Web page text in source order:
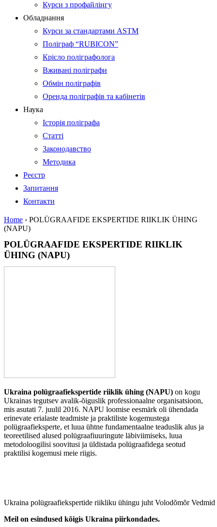
Курси з профайлінгу
Обладнання
Курси за стандартами ASTM
Поліграф “RUBICON”
Крісло поліграфолога
Вживані поліграфи
Обмін поліграфів
Оренда поліграфів та кабінетів
Наука
Історія поліграфа
Статті
Законодавство
Методика
Реєстр
Запитання
Контакти
Home › POLÜGRAAFIDE EKSPERTIDE RIIKLIK ÜHING
(NAPU)
POLÜGRAAFIDE EKSPERTIDE RIIKLIK
ÜHING (NAPU)
Ukraina polügraafiekspertide riiklik ühing (NAPU) on kogu
Ukrainas tegutsev avalik-õiguslik professionaalne organisatsioon,
mis asutati 7. juulil 2016. NAPU loomise eesmärk oli ühendada
erinevate erialaste teadmiste ja praktiliste kogemustega
polügraafieksperte, et luua ühtne fundamentaalne teaduslik alus ja
teoreetilised alused polügraafiuuringute läbiviimiseks, luua
metodoloogilisi soovitusi ja üldistada polügraafidega seotud
praktilisi kogemusi meie riigis.
Ukraina polügraafiekspertide riikliku ühingu juht Volodõmõr
Meil on esindused kõigis Ukraina piirkondades.